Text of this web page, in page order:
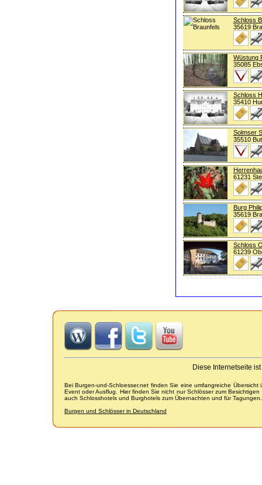
Schloss
35619
Wüstung
35085
Schloss
35410
Solmser
35510
61231
Burg
35619
Schloss
61239
Diese Internetseite
Bei Burgen-und-Schloesser.net finden Sie eine umfangreiche
Event oder Ausflug. Hier finden Sie nicht nur Schlösser zum
auch Schlosshotels und Burghotels zum Übernachten und für Tagungen.
Burgen und Schlösser in Deutschland